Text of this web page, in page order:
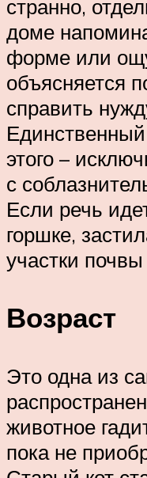
странно,
доме
форме или
объясняется
справить
этого –
с
Если речь
горшке,
участки
Возраст
Это одна из
животное
пока не